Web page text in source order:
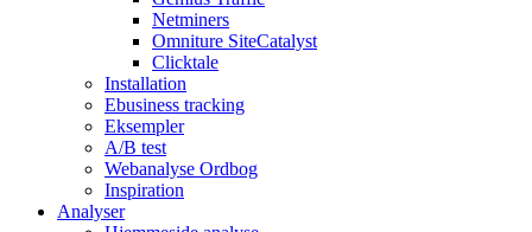
Netminers
Omniture SiteCatalyst
Clicktale
Installation
Ebusiness tracking
Eksempler
A/B test
Webanalyse Ordbog
Inspiration
Analyser